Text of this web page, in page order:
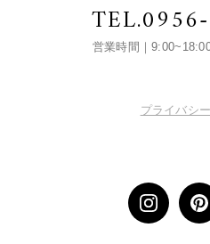
TEL.
営業時間｜
プライバシ